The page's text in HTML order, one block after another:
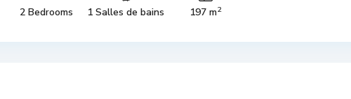
2 Bedrooms 1 Salles de bains 197 m2